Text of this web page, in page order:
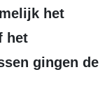
het
het
gingen de